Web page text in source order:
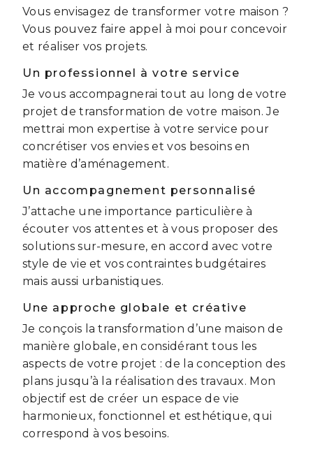
Vous envisagez de transformer votre maison ?
Vous pouvez faire appel à moi pour concevoir
et réaliser vos projets.
Un professionnel à votre service
Je vous accompagnerai tout au long de votre
projet de transformation de votre maison. Je
mettrai mon expertise à votre service pour
concrétiser vos envies et vos besoins en
matière d’aménagement.
Un accompagnement personnalisé
J’attache une importance particulière à
écouter vos attentes et à vous proposer des
solutions sur-mesure, en accord avec votre
style de vie et vos contraintes budgétaires
mais aussi urbanistiques.
Une approche globale et créative
Je conçois la transformation d’une maison de
manière globale, en considérant tous les
aspects de votre projet : de la conception des
plans jusqu’à la réalisation des travaux. Mon
objectif est de créer un espace de vie
harmonieux, fonctionnel et esthétique, qui
correspond à vos besoins.